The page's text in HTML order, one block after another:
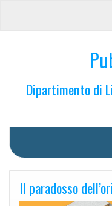
Dipartimento di
Il paradosso